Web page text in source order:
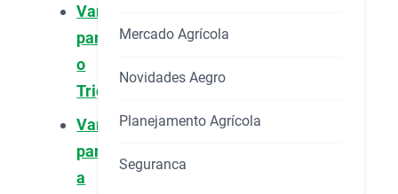
Vantagens
para
o
Trigo
Vantagens
para
a
Mercado Agrícola
Novidades Aegro
Planejamento Agrícola
Seguranca